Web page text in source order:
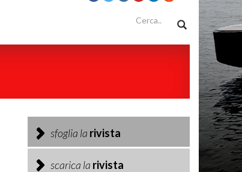
sfoglia la rivista
scarica la rivista